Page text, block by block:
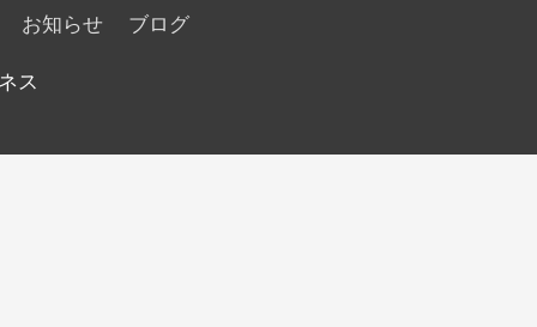
お知らせ ブログ
ス